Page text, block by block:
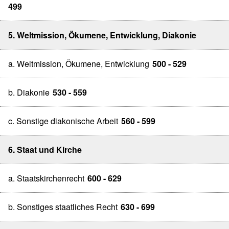
499
5. Weltmission, Ökumene, Entwicklung, Diakonie
a. Weltmission, Ökumene, Entwicklung 500 - 529
b. Diakonie 530 - 559
c. Sonstige diakonische Arbeit 560 - 599
6. Staat und Kirche
a. Staatskirchenrecht 600 - 629
b. Sonstiges staatliches Recht 630 - 699